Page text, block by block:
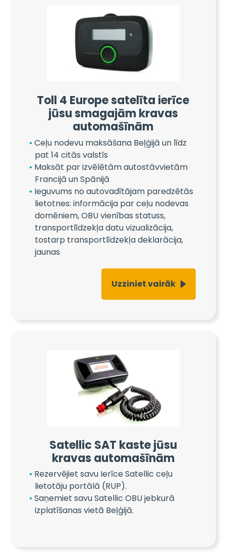
Toll 4 Europe satelīta ierīce
jūsu smagajām kravas
automašīnām
Ceļu nodevu maksāšana Beļģijā un līdz
pat 14 citās valstīs
Maksāt par izvēlētām autostāvvietām
Francijā un Spānijā
Ieguvums no autovadītājam paredzētās
lietotnes: informācija par ceļu nodevas
domēniem, OBU vienības statuss,
transportlīdzekļa datu vizualizācija,
tostarp transportlīdzekļa deklarācija,
jaunas
Uzziniet vairāk
Satellic SAT kaste jūsu
kravas automašīnām
Rezervējiet savu Ierīce Satellic ceļu
lietotāju portālā (RUP).
Saņemiet savu Satellic OBU jebkurā
izplatīšanas vietā Beļģijā.